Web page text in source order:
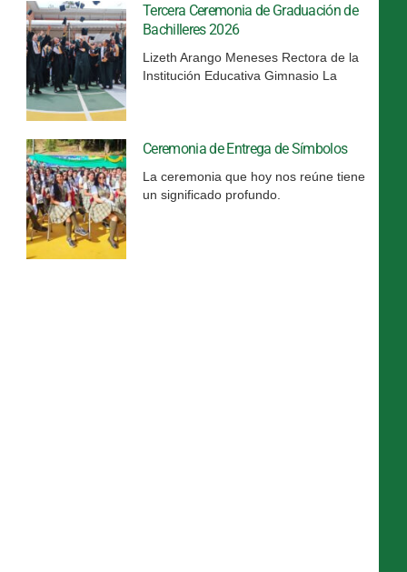
Tercera Ceremonia de Graduación de
Bachilleres 2026
Lizeth Arango Meneses Rectora de la
Institución Educativa Gimnasio La
Ceremonia de Entrega de Símbolos
La ceremonia que hoy nos reúne tiene
un significado profundo.